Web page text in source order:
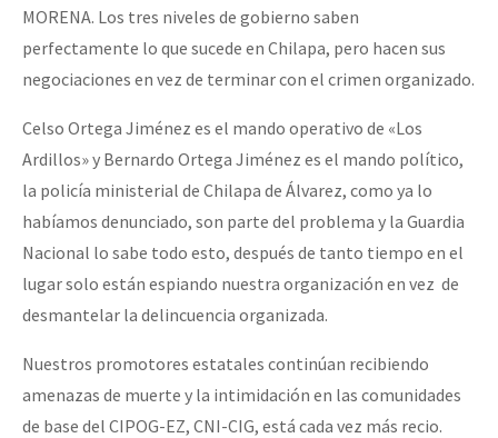
MORENA. Los tres niveles de gobierno saben
perfectamente lo que sucede en Chilapa, pero hacen sus
negociaciones en vez de terminar con el crimen organizado.
Celso Ortega Jiménez es el mando operativo de «Los
Ardillos» y Bernardo Ortega Jiménez es el mando político,
la policía ministerial de Chilapa de Álvarez, como ya lo
habíamos denunciado, son parte del problema y la Guardia
Nacional lo sabe todo esto, después de tanto tiempo en el
lugar solo están espiando nuestra organización en vez de
desmantelar la delincuencia organizada.
Nuestros promotores estatales continúan recibiendo
amenazas de muerte y la intimidación en las comunidades
de base del CIPOG-EZ, CNI-CIG, está cada vez más recio.